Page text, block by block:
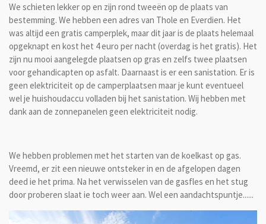
We schieten lekker op en zijn rond tweeën op de plaats van
bestemming. We hebben een adres van Thole en Everdien. Het
was altijd een gratis camperplek, maar dit jaar is de plaats helemaal
opgeknapt en kost het 4 euro per nacht (overdag is het gratis). Het
zijn nu mooi aangelegde plaatsen op gras en zelfs twee plaatsen
voor gehandicapten op asfalt. Daarnaast is er een sanistation. Er is
geen elektriciteit op de camperplaatsen maar je kunt eventueel
wel je huishoudaccu volladen bij het sanistation. Wij hebben met
dank aan de zonnepanelen geen elektriciteit nodig.
We hebben problemen met het starten van de koelkast op gas.
Vreemd, er zit een nieuwe ontsteker in en de afgelopen dagen
deed ie het prima. Na het verwisselen van de gasfles en het stug
door proberen slaat ie toch weer aan. Wel een aandachtspuntje......